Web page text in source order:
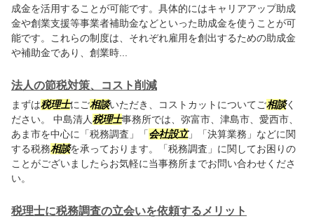
成金を活用することが可能です。具体的にはキャリアアップ助成
金や創業支援等事業者補助金などといった助成金を使うことが可
能です。これらの制度は、それぞれ雇用を創出するための助成金
や補助金であり、創業時...
法人の節税対策、コスト削減
まずは税理士にご相談いただき、コストカットについてご相談く
ださい。 中島清人税理士事務所では、弥富市、津島市、愛西市、
あま市を中心に「税務調査」「会社設立」「決算業務」などに関
する税務相談を承っております。「税務調査」に関してお困りの
ことがございましたらお気軽に当事務所までお問い合わせくださ
い。
税理士に税務調査の立会いを依頼するメリット